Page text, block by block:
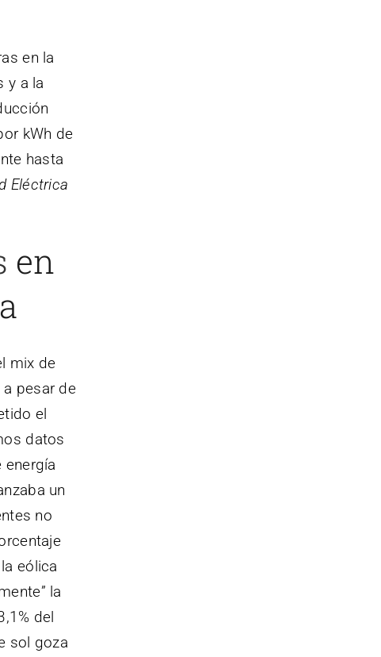
en la
y a la
kWh de
hasta
Eléctrica
en
mix de
pesar de
el
datos
energía
un
no
eólica
la
del
sol goza